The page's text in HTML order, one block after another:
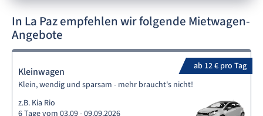
In La Paz empfehlen wir folgende Mietwagen-
Angebote
ab 12 € pro Tag
Kleinwagen
Klein, wendig und sparsam - mehr braucht's nicht!
z.B. Kia Rio
6 Tage vom 03.09 - 09.09.2026